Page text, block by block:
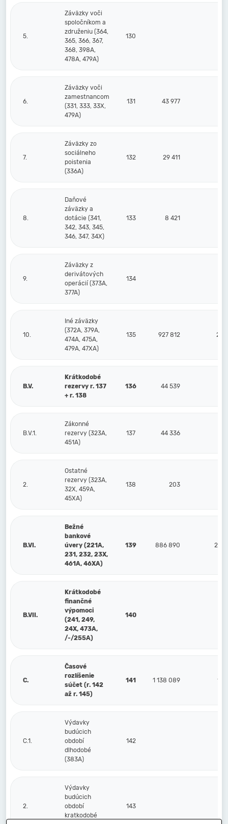
5.
Záväzky voči
spoločníkom a
združeniu (364,
365, 366, 367,
368, 398A,
478A, 479A)
130
6.
Záväzky voči
zamestnancom
(331, 333, 33X,
479A)
131 43 977
7.
Záväzky zo
sociálneho
poistenia
(336A)
132 29 411
8.
Daňové
záväzky a
dotácie (341,
342, 343, 345,
346, 347, 34X)
133 8 421
9.
Záväzky z
derivátových
operácií (373A,
377A)
134
10.
Iné záväzky
(372A, 379A,
474A, 475A,
479A, 47XA)
135 927 812 232
B.V.
Krátkodobé
rezervy r. 137
+ r. 138
136 44 539
B.V.1.
Zákonné
rezervy (323A,
451A)
137 44 336
2.
Ostatné
rezervy (323A,
32X, 459A,
45XA)
138 203
B.VI.
Bežné
bankové
úvery (221A,
231, 232, 23X,
461A, 46XA)
139 886 890 220
B.VII.
Krátkodobé
finančné
výpomoci
(241, 249,
24X, 473A,
/-/255A)
140
C.
Časové
rozlíšenie
súčet (r. 142
až r. 145)
141 1 138 089
C.1.
Výdavky
budúcich
období
dlhodobé
(383A)
142
2.
Výdavky
budúcich
období
kratkodobé
143